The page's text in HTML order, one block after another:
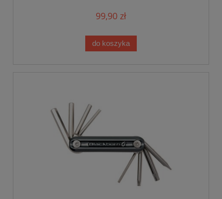
99,90 zł
do koszyka